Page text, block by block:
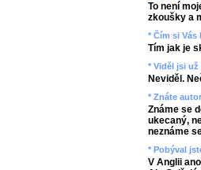
To není
zkoušky a
* Čím si
Tím jak je
* Viděl jsi už
Neviděl.
* Znáte
Známe se
ukecaný,
neznáme
* Pobýval
V Anglii